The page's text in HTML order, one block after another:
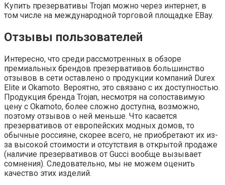
Купить презервативы Trojan можно через интернет, в
том числе на международной торговой площадке EBay.
Отзывы пользователей
Интересно, что среди рассмотренных в обзоре
премиальных брендов презервативов большинство
отзывов в сети оставлено о продукции компаний Durex
Elite и Okamoto. Вероятно, это связано с их доступностью.
Продукция бренда Trojan, несмотря на сопоставимую
цену с Okamoto, более сложно доступна, возможно,
поэтому отзывов о ней меньше. Что касается
презервативов от европейских модных домов, то
обычные россияне, скорее всего, не приобретают их из-
за высокой стоимости и отсутствия в открытой продаже
(наличие презервативов от Gucci вообще вызывает
сомнения). Следовательно, мы не можем оценить
качество этих изделий.